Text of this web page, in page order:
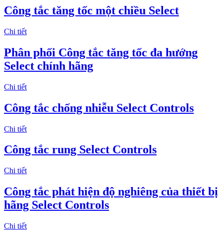
Công tắc tăng tốc một chiều Select
Chi tiết
Phân phối Công tắc tăng tốc đa hướng
Select chính hãng
Chi tiết
Công tắc chống nhiễu Select Controls
Chi tiết
​Công tắc rung Select Controls
Chi tiết
Công tắc phát hiện độ nghiêng của thiết bị
hãng Select Controls
Chi tiết